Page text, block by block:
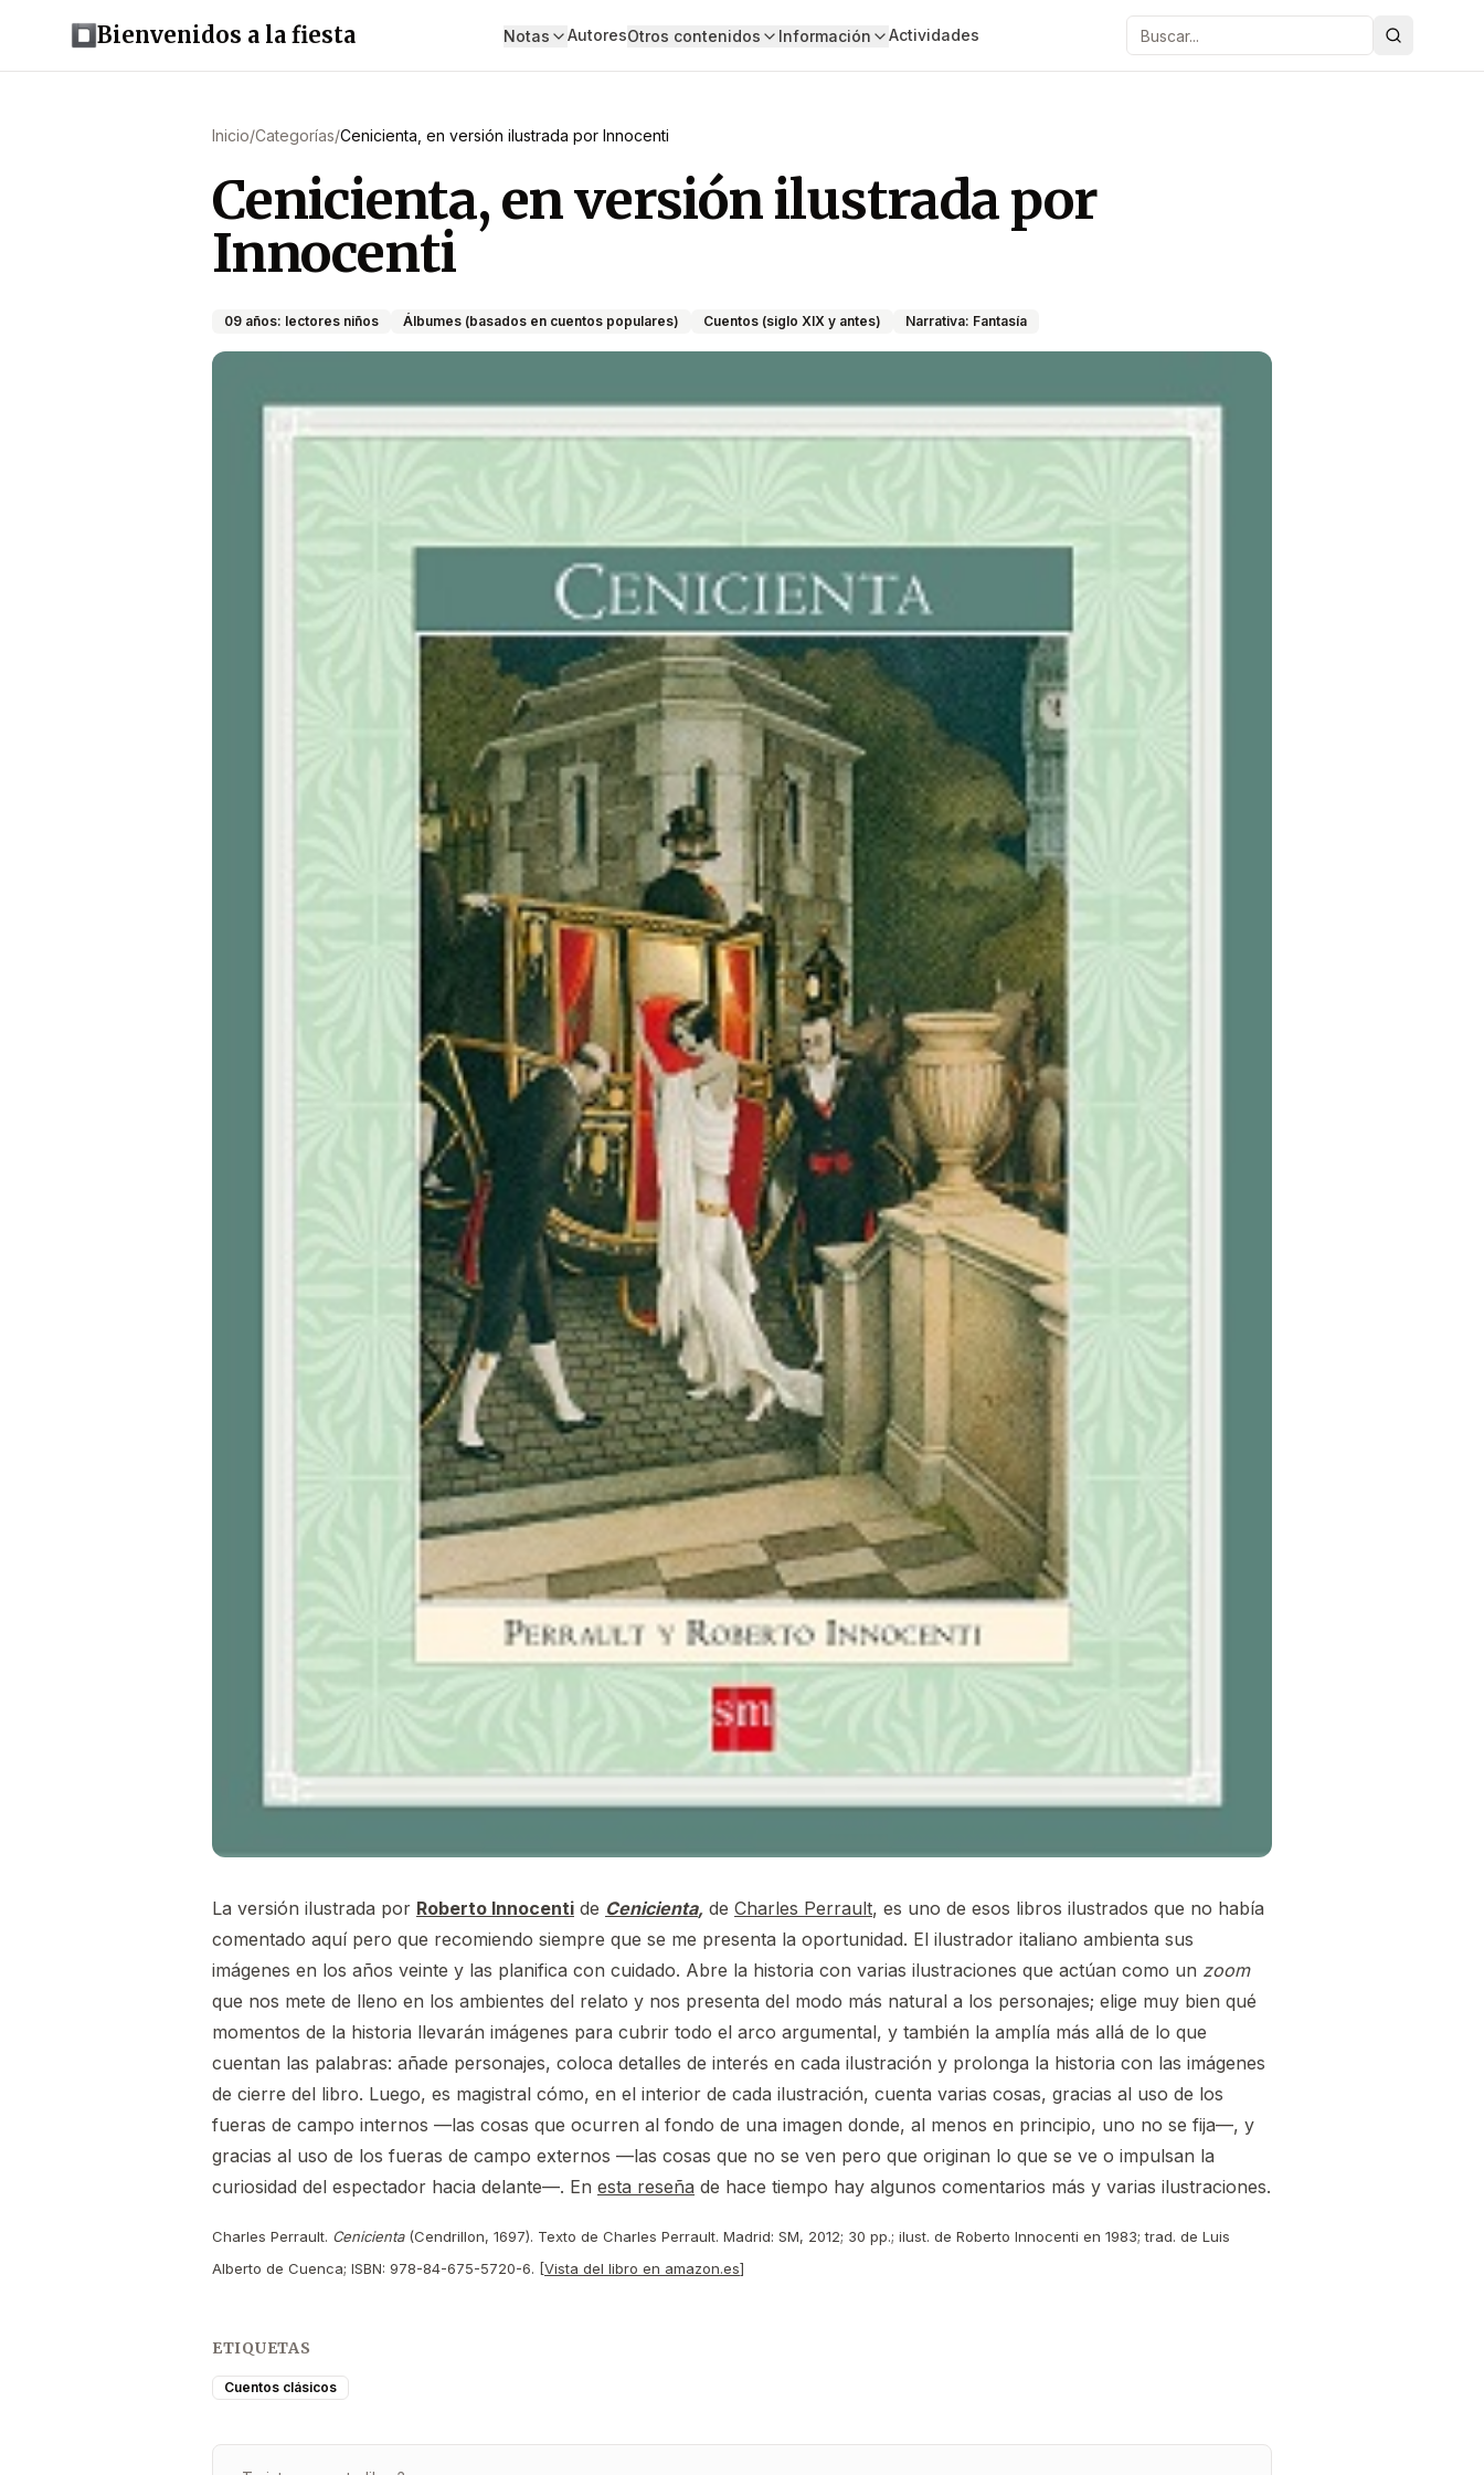
Bienvenidos a la fiesta Notas AutoresOtros contenidos Información Actividades Buscar
Inicio/Categorías/Cenicienta, en versión ilustrada por Innocenti
Cenicienta, en versión ilustrada por
Innocenti
09 años: lectores niños Álbumes (basados en cuentos populares) Cuentos (siglo XIX y antes) Narrativa: Fantasía
La versión ilustrada por Roberto Innocenti de Cenicienta, de Charles Perrault, es uno de esos libros ilustrados que no había
comentado aquí pero que recomiendo siempre que se me presenta la oportunidad. El ilustrador italiano ambienta sus
imágenes en los años veinte y las planifica con cuidado. Abre la historia con varias ilustraciones que actúan como un zoom
que nos mete de lleno en los ambientes del relato y nos presenta del modo más natural a los personajes; elige muy bien qué
momentos de la historia llevarán imágenes para cubrir todo el arco argumental, y también la amplía más allá de lo que
cuentan las palabras: añade personajes, coloca detalles de interés en cada ilustración y prolonga la historia con las imágenes
de cierre del libro. Luego, es magistral cómo, en el interior de cada ilustración, cuenta varias cosas, gracias al uso de los
fueras de campo internos —las cosas que ocurren al fondo de una imagen donde, al menos en principio, uno no se fija—, y
gracias al uso de los fueras de campo externos —las cosas que no se ven pero que originan lo que se ve o impulsan la
curiosidad del espectador hacia delante—. En esta reseña de hace tiempo hay algunos comentarios más y varias ilustraciones.
Charles Perrault. Cenicienta (Cendrillon, 1697). Texto de Charles Perrault. Madrid: SM, 2012; 30 pp.; ilust. de Roberto Innocenti en 1983; trad. de Luis
Alberto de Cuenca; ISBN: 978-84-675-5720-6. [Vista del libro en amazon.es]
ETIQUETAS
Cuentos clásicos